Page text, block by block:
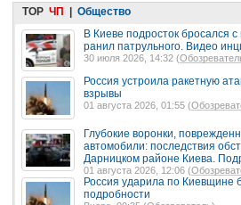
TOP ЧП | Общество
В Киеве подросток бросался
ранил патрульного. Видео
30 июля 2026, 14:32 (
Россия устроила ракетную
взрывы
01 августа 2026, 01:55 (
Глубокие воронки,
автомобили: последствия
Дарницком районе Киева.
01 августа 2026, 12:06 (
Россия ударила по Киевщине
подробности